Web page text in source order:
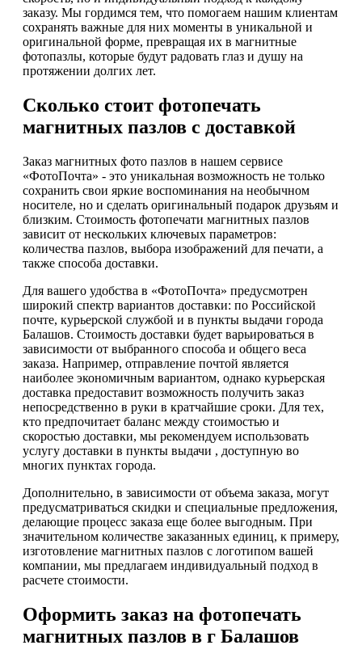
заказу. Мы гордимся тем, что помогаем нашим клиентам
сохранять важные для них моменты в уникальной и
оригинальной форме, превращая их в магнитные
фотопазлы, которые будут радовать глаз и душу на
протяжении долгих лет.
Сколько стоит фотопечать
магнитных пазлов с доставкой
Заказ магнитных фото пазлов в нашем сервисе
«ФотоПочта» - это уникальная возможность не только
сохранить свои яркие воспоминания на необычном
носителе, но и сделать оригинальный подарок друзьям и
близким. Стоимость фотопечати магнитных пазлов
зависит от нескольких ключевых параметров:
количества пазлов, выбора изображений для печати, а
также способа доставки.
Для вашего удобства в «ФотоПочта» предусмотрен
широкий спектр вариантов доставки: по Российской
почте, курьерской службой и в пункты выдачи города
Балашов. Стоимость доставки будет варьироваться в
зависимости от выбранного способа и общего веса
заказа. Например, отправление почтой является
наиболее экономичным вариантом, однако курьерская
доставка предоставит возможность получить заказ
непосредственно в руки в кратчайшие сроки. Для тех,
кто предпочитает баланс между стоимостью и
скоростью доставки, мы рекомендуем использовать
услугу доставки в пункты выдачи , доступную во
многих пунктах города.
Дополнительно, в зависимости от объема заказа, могут
предусматриваться скидки и специальные предложения,
делающие процесс заказа еще более выгодным. При
значительном количестве заказанных единиц, к примеру,
изготовление магнитных пазлов с логотипом вашей
компании, мы предлагаем индивидуальный подход в
расчете стоимости.
Оформить заказ на фотопечать
магнитных пазлов в г Балашов